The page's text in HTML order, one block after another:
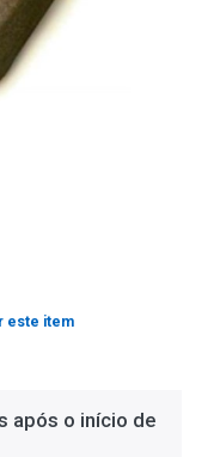
este item
após o início de